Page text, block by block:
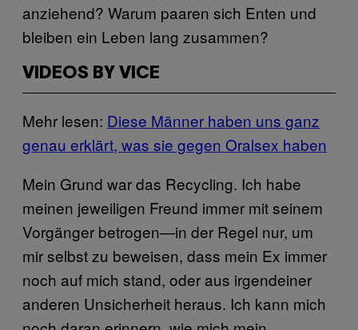
anziehend? Warum paaren sich Enten und
bleiben ein Leben lang zusammen?
VIDEOS BY VICE
Mehr lesen: Diese Männer haben uns ganz
genau erklärt, was sie gegen Oralsex haben
Mein Grund war das Recycling. Ich habe
meinen jeweiligen Freund immer mit seinem
Vorgänger betrogen—in der Regel nur, um
mir selbst zu beweisen, dass mein Ex immer
noch auf mich stand, oder aus irgendeiner
anderen Unsicherheit heraus. Ich kann mich